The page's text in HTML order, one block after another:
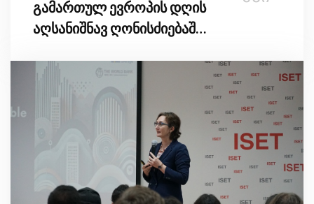
გამართულ ევროპის დღის
აღსანიშნავ ღონისძიებაში